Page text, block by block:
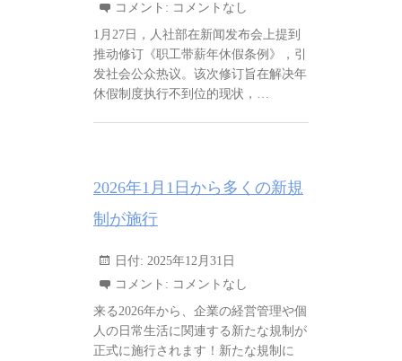
コメント: コメントなし
1月27日，人社部在新闻发布会上提到
推动修订《职工带薪年休假条例》，引
发社会公众热议。该次修订旨在解决年
休假制度执行不到位的现状，…
2026年1月1日から多くの新規
制が施行
日付: 2025年12月31日
コメント: コメントなし
来る2026年から、企業の経営管理や個
人の日常生活に関連する新たな規制が
正式に施行されます！新たな規制に